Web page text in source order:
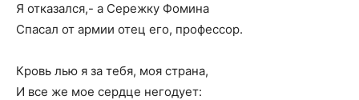
Я отказался,- а Сережку Фомина
Спасал от армии отец его, профессор.
Кровь лью я за тебя, моя страна,
И все же мое сердце негодует: